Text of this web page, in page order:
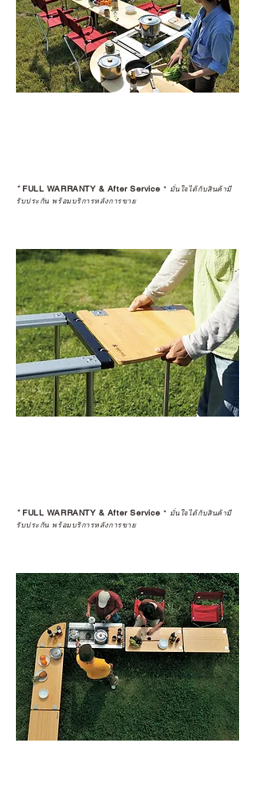
อ่านต่อเรื่องการรับประกันสินค้าได้
ตรงนี้
>>https://www.campstudio.co.th/
warranty
*FULL WARRANTY & After Service * มั่นใจได้กับสินค้ามี
รับประกัน พร้อมบริการหลังการขาย
*FULL WARRANTY & After Service * มั่นใจได้กับสินค้ามี
รับประกัน พร้อมบริการหลังการขาย